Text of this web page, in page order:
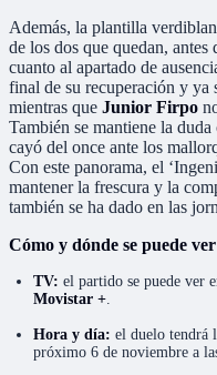
Además, la plantilla
de los dos que quedan,
cuanto al apartado de
final de su recuperación y ya
mientras que Junior Firpo
También se mantiene la duda
cayó del once ante los
Con este panorama, el
mantener la frescura y la
también se ha dado en las
Cómo y dónde se puede
TV: el partido se puede ver
Movistar +
Hora y día: el duelo tendrá
próximo 6 de noviembre a